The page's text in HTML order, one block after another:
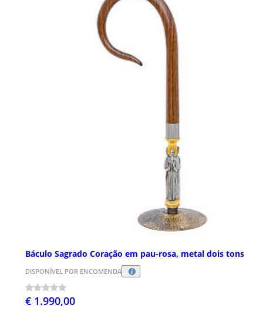
Báculo Sagrado Coração em pau-rosa, metal dois tons
DISPONÍVEL POR ENCOMENDA
€ 1.990,00